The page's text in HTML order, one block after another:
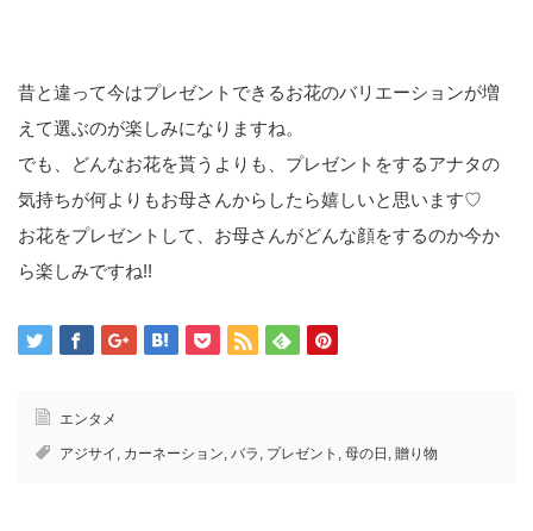
昔と違って今はプレゼントできるお花のバリエーションが増
えて選ぶのが楽しみになりますね。
でも、どんなお花を貰うよりも、プレゼントをするアナタの
気持ちが何よりもお母さんからしたら嬉しいと思います♡
お花をプレゼントして、お母さんがどんな顔をするのか今か
ら楽しみですね!!
エンタメ
アジサイ カーネーション バラ プレゼント 母の日 贈り物